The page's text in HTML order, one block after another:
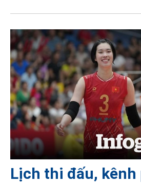
Lịch thi đấu, kênh